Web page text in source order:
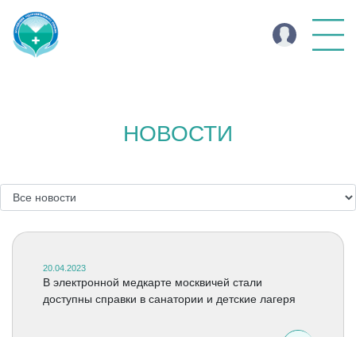
НОВОСТИ
20.04.2023
В электронной медкарте москвичей стали
доступны справки в санатории и детские лагеря